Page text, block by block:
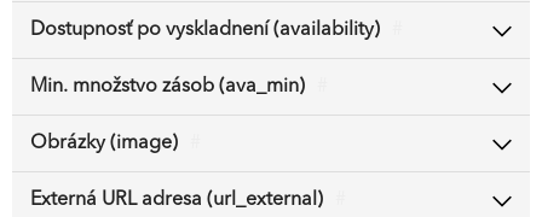
Dostupnosť po vyskladnení (availability)
Min. množstvo zásob (ava_min)
Obrázky (image)
Externá URL adresa (url_external)